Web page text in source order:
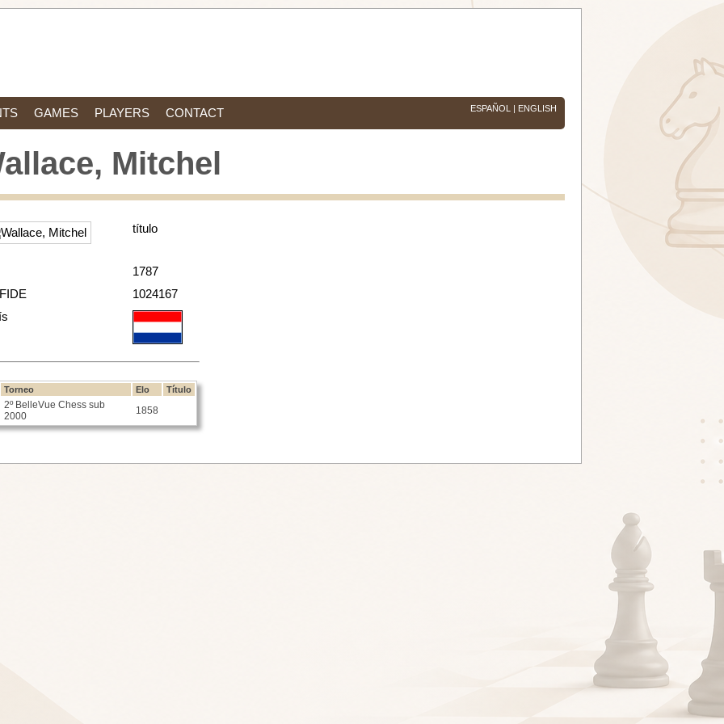
GAMES PLAYERS CONTACT ESPAÑOL | ENGLISH
Mitchel
título
1787
1024167
Torneo Elo Título
2º BelleVue Chess sub
2000
1858